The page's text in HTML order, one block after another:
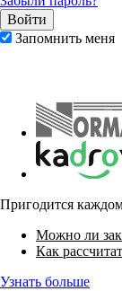
Запомнить меня
Пригодится
Можно ли
Как
Узнать больше